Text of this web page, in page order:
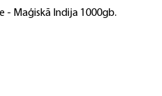
- Maģiskā Indija 1000gb.